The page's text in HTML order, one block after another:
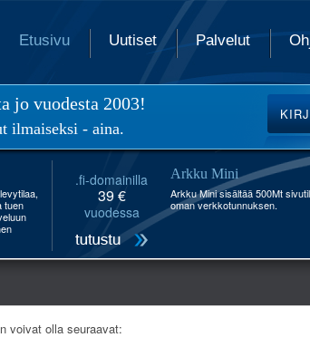
Etusivu Uutiset Palvelut
jo vuodesta 2003!
ilmaiseksi - aina.
tuen
.fi-domainilla
39 €
vuodessa
Arkku Mini
Arkku Mini sisältää 500Mt
oman verkkotunnuksen.
voivat olla seuraavat: